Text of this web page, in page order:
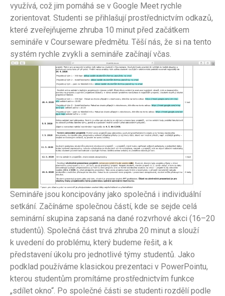
využívá, což jim pomáhá se v Google Meet rychle
zorientovat. Studenti se přihlašují prostřednictvím odkazů,
které zveřejňujeme zhruba 10 minut před začátkem
semináře v Courseware předmětu. Těší nás, že si na tento
systém rychle zvykli a semináře začínají včas.
Semináře jsou koncipovány jako společná i individuální
setkání. Začínáme společnou částí, kde se sejde celá
seminární skupina zapsaná na dané rozvrhové akci (16–20
studentů). Společná část trvá zhruba 20 minut a slouží
k uvedení do problému, který budeme řešit, a k
představení úkolu pro jednotlivé týmy studentů. Jako
podklad používáme klasickou prezentaci v PowerPointu,
kterou studentům promítáme prostřednictvím funkce
„sdílet okno“. Po společné části se studenti rozdělí podle